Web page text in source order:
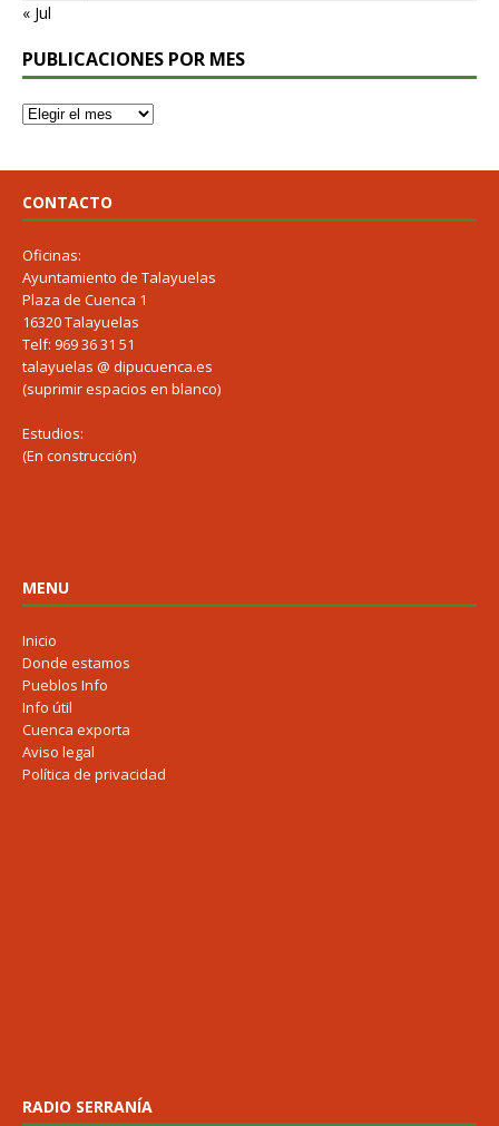
« Jul
PUBLICACIONES POR MES
CONTACTO
Oficinas:
Ayuntamiento de Talayuelas
Plaza de Cuenca 1
16320 Talayuelas
Telf: 969 36 31 51
talayuelas @ dipucuenca.es
(suprimir espacios en blanco)
Estudios:
(En construcción)
MENU
Inicio
Donde estamos
Pueblos Info
Info útil
Cuenca exporta
Aviso legal
Política de privacidad
RADIO SERRANÍA